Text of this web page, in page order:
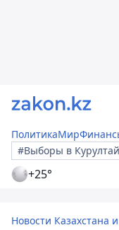
ПолитикаМир
#Выборы в Курултай
+25°
Новости Казахстана